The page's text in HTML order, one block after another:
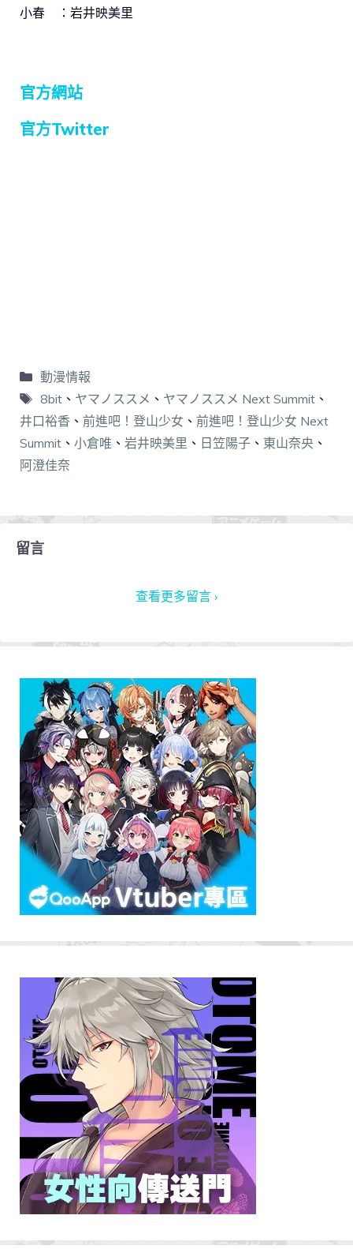
小春 ：岩井映美里
官方網站
官方Twitter
動漫情報
8bit、 ヤマノススメ 、 ヤマノススメ Next Summit、
井口裕香 、 前進吧！登山少女 、 前進吧！登山少女 Next
Summit 、 小倉唯 、 岩井映美里 、 日笠陽子 、 東山奈央 、
阿澄佳奈
留言
查看更多留言 ›